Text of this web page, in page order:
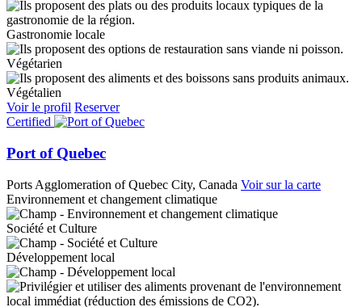
Gastronomie locale
Végétarien
Végétalien
Voir le profil Reserver
Certified
Port of Quebec
Ports Agglomeration of Quebec City, Canada Voir sur la carte
Environnement et changement climatique
Société et Culture
Développement local